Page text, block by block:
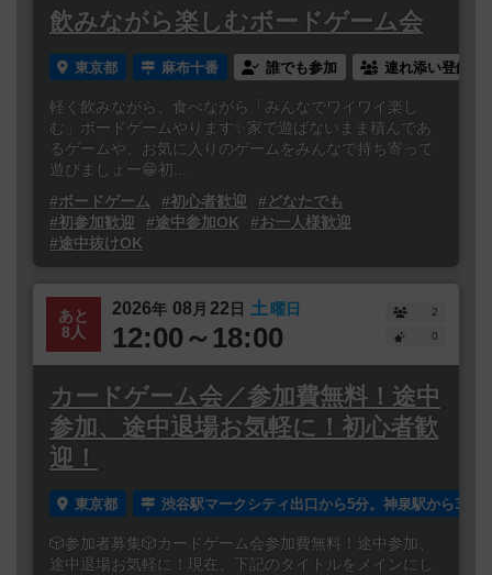
飲みながら楽しむボードゲーム会
東京都 麻布十番 誰でも参加 連れ添い登録
軽く飲みながら、食べながら「みんなでワイワイ楽し
む」ボードゲームやります✨家で遊ばないまま積んであ
るゲームや、お気に入りのゲームをみんなで持ち寄って
遊びましょー😁初...
#ボードゲーム
#初心者歓迎
#どなたでも
#初参加歓迎
#途中参加OK
#お一人様歓迎
#途中抜けOK
あと
8人
2026年 08 月 22日 土曜日
12:00～18:00
2
0
カードゲーム会／参加費無料！途中
参加、途中退場お気軽に！初心者歓
迎！
東京都 渋谷駅マークシティ出口から5分。神泉駅から3分。
🎲参加者募集🎲カードゲーム会参加費無料！途中参加、
途中退場お気軽に！現在、下記のタイトルをメインにし